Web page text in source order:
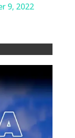
9, 2022